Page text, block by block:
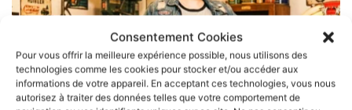
Consentement Cookies
Pour vous offrir la meilleure expérience possible, nous utilisons des
technologies comme les cookies pour stocker et/ou accéder aux
informations de votre appareil. En acceptant ces technologies, vous nous
autorisez à traiter des données telles que votre comportement de